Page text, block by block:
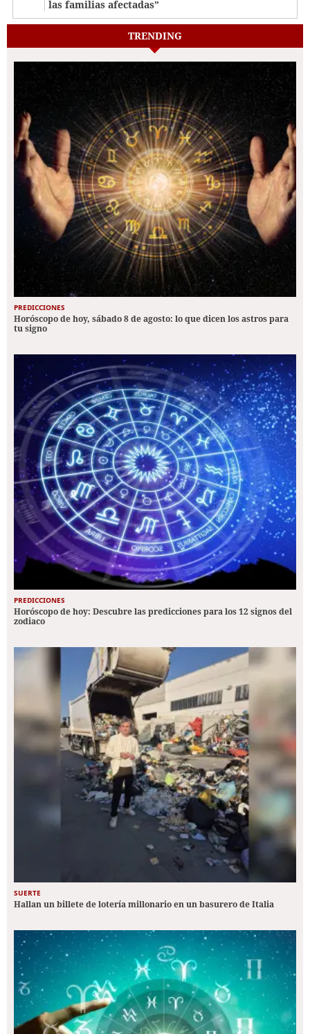
las familias afectadas”
TRENDING
PREDICCIONES
Horóscopo de hoy, sábado 8 de agosto: lo que dicen los astros para
tu signo
PREDICCIONES
Horóscopo de hoy: Descubre las predicciones para los 12 signos del
zodiaco
SUERTE
Hallan un billete de lotería millonario en un basurero de Italia